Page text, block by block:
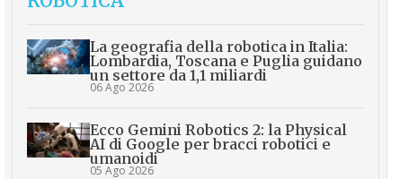
La geografia della robotica in Italia:
Lombardia, Toscana e Puglia guidano
un settore da 1,1 miliardi
06 Ago 2026
Ecco Gemini Robotics 2: la Physical
AI di Google per bracci robotici e
umanoidi
05 Ago 2026